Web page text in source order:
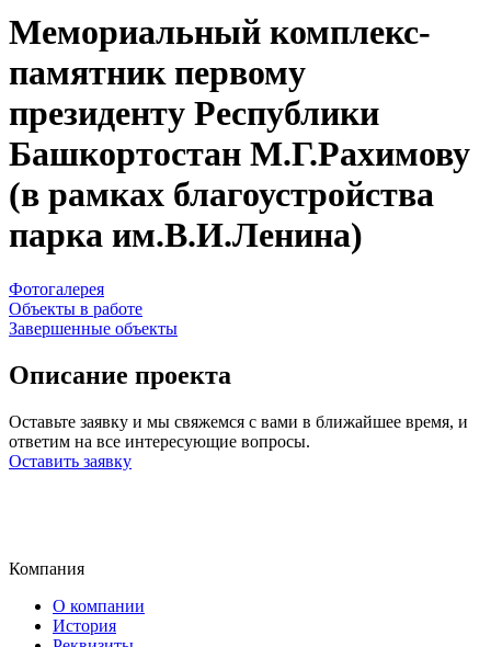
Мемориальный комплекс-
памятник первому
президенту Республики
Башкортостан М.Г.Рахимову
(в рамках благоустройства
парка им.В.И.Ленина)
Фотогалерея
Объекты в работе
Завершенные объекты
Описание проекта
Оставьте заявку и мы свяжемся с вами в ближайшее время, и
ответим на все интересующие вопросы.
Оставить заявку
Компания
О компании
История